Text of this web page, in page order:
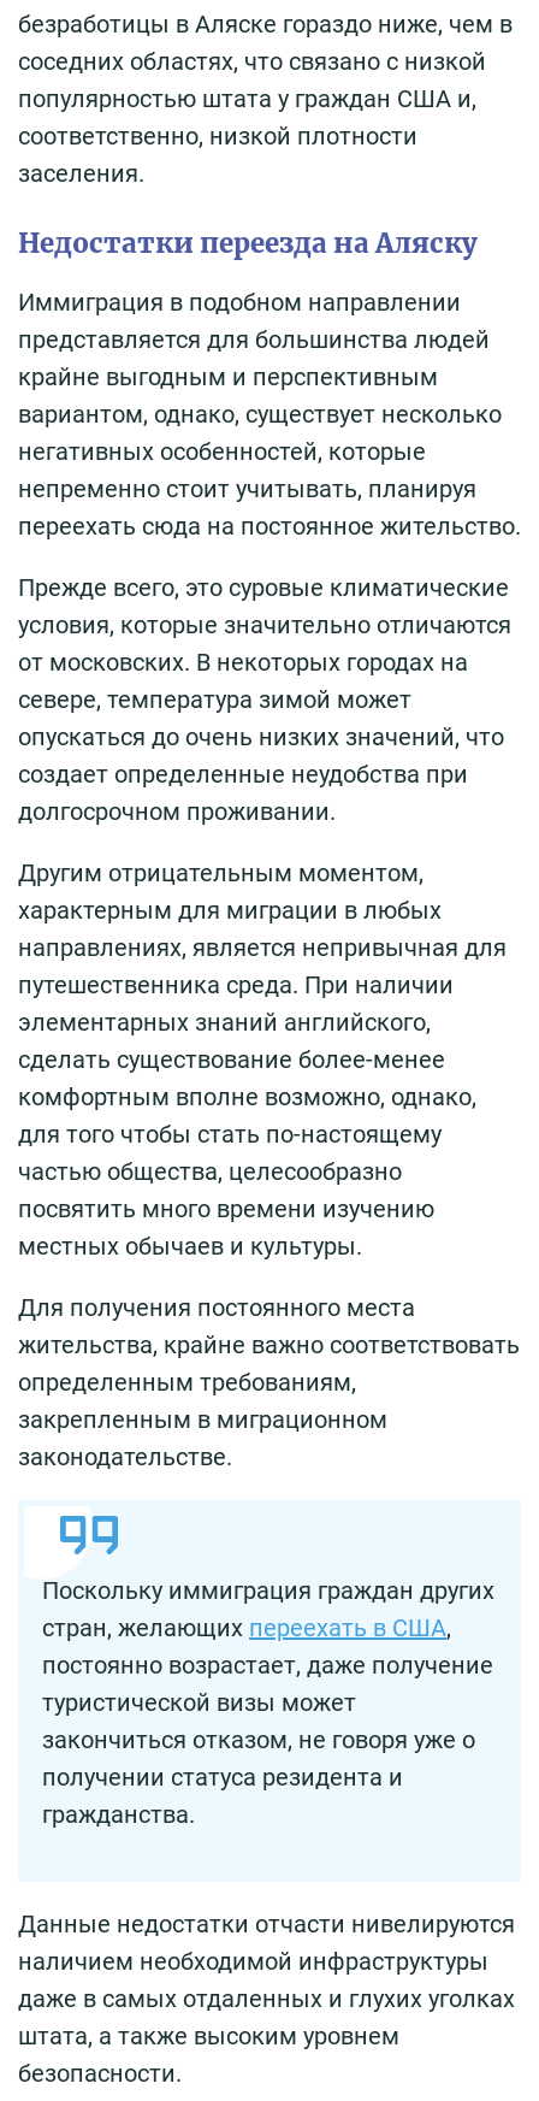
безработицы в Аляске гораздо ниже, чем в
соседних областях, что связано с низкой
популярностью штата у граждан США и,
соответственно, низкой плотности
заселения.
Недостатки переезда на Аляску
Иммиграция в подобном направлении
представляется для большинства людей
крайне выгодным и перспективным
вариантом, однако, существует несколько
негативных особенностей, которые
непременно стоит учитывать, планируя
переехать сюда на постоянное жительство.
Прежде всего, это суровые климатические
условия, которые значительно отличаются
от московских. В некоторых городах на
севере, температура зимой может
опускаться до очень низких значений, что
создает определенные неудобства при
долгосрочном проживании.
Другим отрицательным моментом,
характерным для миграции в любых
направлениях, является непривычная для
путешественника среда. При наличии
элементарных знаний английского,
сделать существование более-менее
комфортным вполне возможно, однако,
для того чтобы стать по-настоящему
частью общества, целесообразно
посвятить много времени изучению
местных обычаев и культуры.
Для получения постоянного места
жительства, крайне важно соответствовать
определенным требованиям,
закрепленным в миграционном
законодательстве.
Поскольку иммиграция граждан других
стран, желающих переехать в США,
постоянно возрастает, даже получение
туристической визы может
закончиться отказом, не говоря уже о
получении статуса резидента и
гражданства.
Данные недостатки отчасти нивелируются
наличием необходимой инфраструктуры
даже в самых отдаленных и глухих уголках
штата, а также высоким уровнем
безопасности.